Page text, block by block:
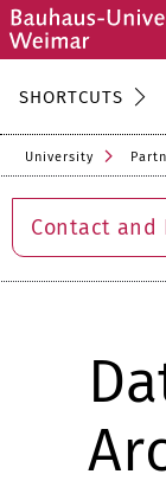
SHORTCUTS
University
Contact